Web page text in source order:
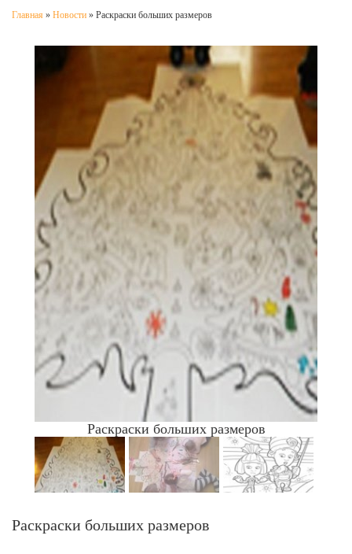
Главная » Новости » Раскраски больших размеров
Раскраски больших размеров
Раскраски больших размеров